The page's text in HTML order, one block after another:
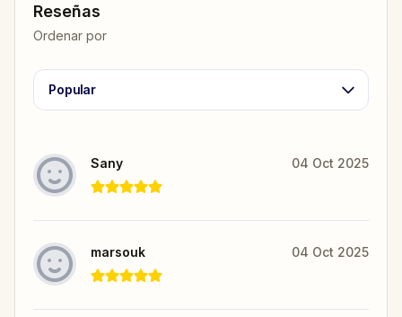
Reseñas
Ordenar por
Popular
Sany 04 Oct 2025
marsouk 04 Oct 2025